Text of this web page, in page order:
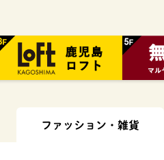
ファッション・ 雑貨